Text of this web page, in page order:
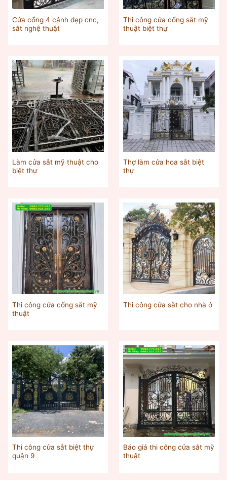
Cửa cổng 4 cánh đẹp cnc,
sắt nghệ thuật
Thi công cửa cổng sắt mỹ
thuật biệt thự
Làm cửa sắt mỹ thuật cho
biệt thự
Thợ làm cửa hoa sắt biệt
thự
Thi công cửa cổng sắt mỹ
thuật
Thi công cửa sắt cho nhà ở
Thi công cửa sắt biệt thự
quận 9
Báo giá thi công cửa sắt mỹ
thuật